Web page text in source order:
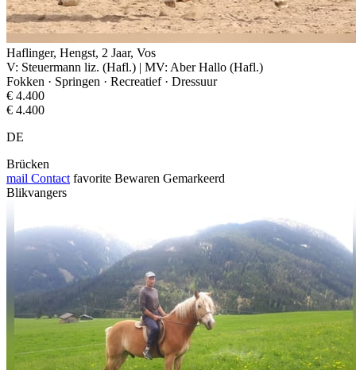
Haflinger, Hengst, 2 Jaar, Vos
V: Steuermann liz. (Hafl.) | MV: Aber Hallo (Hafl.)
Fokken · Springen · Recreatief · Dressuur
€ 4.400
€ 4.400
DE
Brücken
mail Contact favorite Bewaren Gemarkeerd
Blikvangers